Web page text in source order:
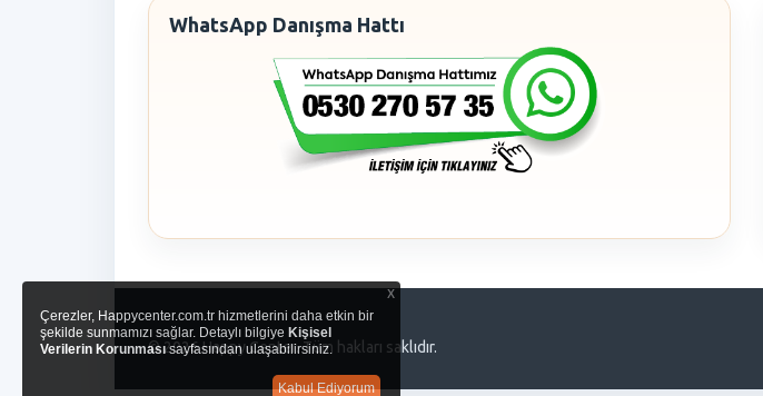
WhatsApp Danışma Hattı
© 2026 Happy Center. Tüm hakları saklıdır.
x
Çerezler, Happycenter.com.tr hizmetlerini daha etkin bir
şekilde sunmamızı sağlar. Detaylı bilgiye Kişisel
Verilerin Korunmasısayfasından ulaşabilirsiniz.
Kabul Ediyorum